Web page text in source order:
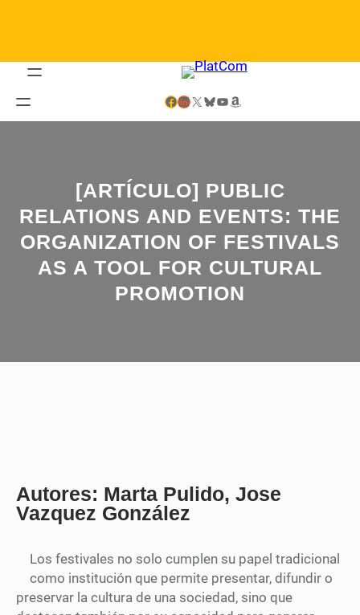
Facebook LinkedIn X Bluesky YouTube Amazon
[ARTÍCULO] PUBLIC
RELATIONS AND EVENTS: THE
ORGANIZATION OF FESTIVALS
AS A TOOL FOR CULTURAL
PROMOTION
Autores: Marta Pulido, Jose
Vazquez González
Los festivales no solo cumplen su papel tradicional
como institución que permite presentar, difundir o
preservar la cultura de una sociedad, sino que